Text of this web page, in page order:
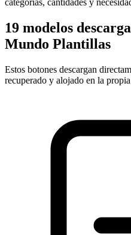
19 modelos
Mundo Plantillas
Estos botones descargan
recuperado y alojado en la